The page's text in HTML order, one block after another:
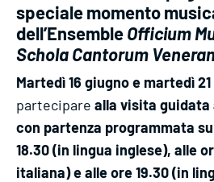
speciale momento
dell’EnsembleOfficium
Schola Cantorum
Martedì 16 giugno e martedì
partecipare alla visita guidata
con partenza programmata
18.30 (in lingua inglese), alle
italiana) e alle ore 19.30 (in